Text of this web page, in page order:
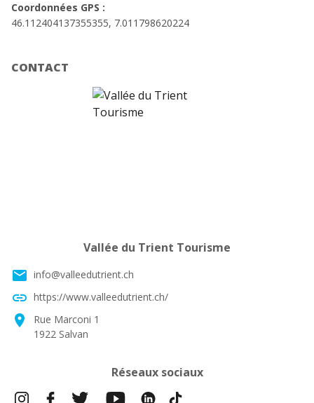
Coordonnées GPS :
46.112404137355355, 7.011798620224
CONTACT
Vallée du Trient Tourisme
email info@valleedutrient.ch
link https://www.valleedutrient.ch/
location_on
Rue Marconi 1
1922 Salvan
Réseaux sociaux